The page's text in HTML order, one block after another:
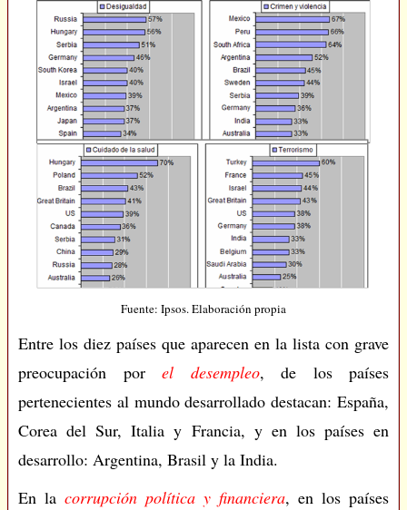
Fuente: Ipsos. Elaboración propia
Entre los diez países que aparecen en la lista con grave
preocupación por el desempleo, de los países
pertenecientes al mundo desarrollado destacan: España,
Corea del Sur, Italia y Francia, y en los países en
desarrollo: Argentina, Brasil y la India.
En la corrupción política y financiera, en los países